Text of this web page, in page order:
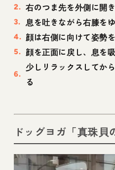
右のつま先を外側に開
息を吐きながら右膝を
顔は右側に向けて姿勢
顔を正面に戻し、息を
少しリラックスしてか
る
ドッグヨガ「真珠貝